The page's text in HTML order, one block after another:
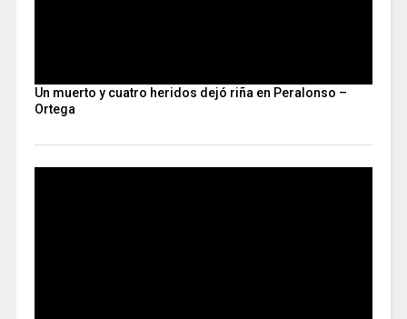
Un muerto y cuatro heridos dejó riña en Peralonso –
Ortega